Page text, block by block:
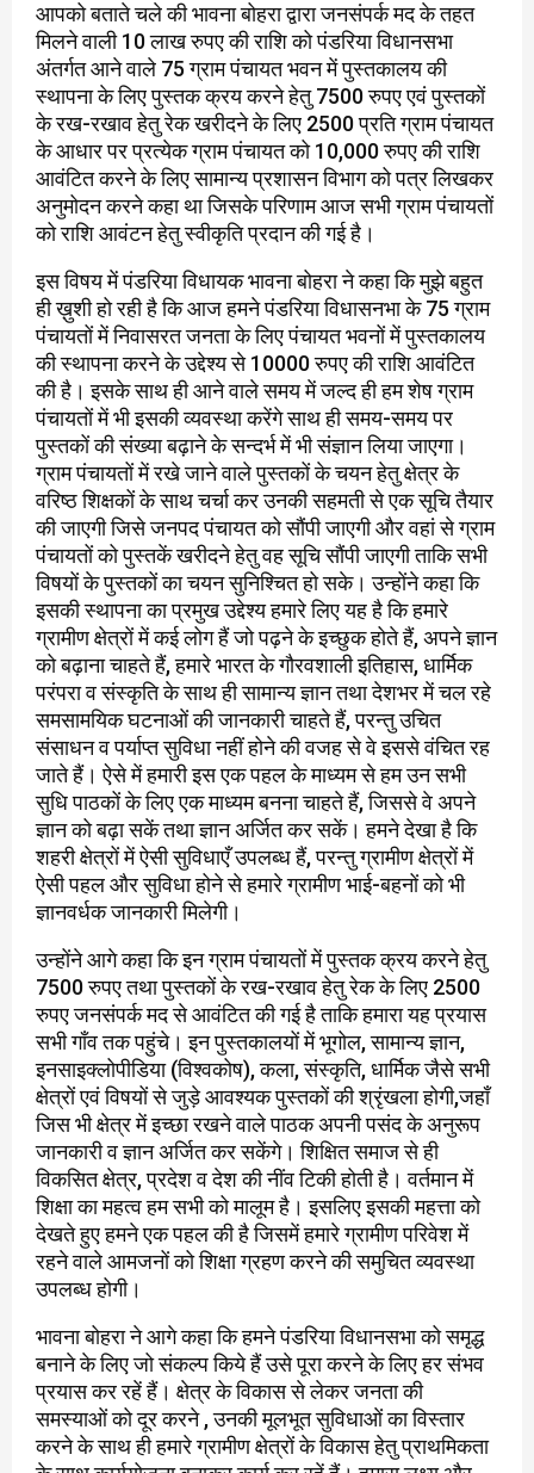
आपको बताते चले की भावना बोहरा द्वारा जनसंपर्क मद के तहत
मिलने वाली 10 लाख रुपए की राशि को पंडरिया विधानसभा
अंतर्गत आने वाले 75 ग्राम पंचायत भवन में पुस्तकालय की
स्थापना के लिए पुस्तक क्रय करने हेतु 7500 रुपए एवं पुस्तकों
के रख-रखाव हेतु रेक खरीदने के लिए 2500 प्रति ग्राम पंचायत
के आधार पर प्रत्येक ग्राम पंचायत को 10,000 रुपए की राशि
आवंटित करने के लिए सामान्य प्रशासन विभाग को पत्र लिखकर
अनुमोदन करने कहा था जिसके परिणाम आज सभी ग्राम पंचायतों
को राशि आवंटन हेतु स्वीकृति प्रदान की गई है।
इस विषय में पंडरिया विधायक भावना बोहरा ने कहा कि मुझे बहुत
ही ख़ुशी हो रही है कि आज हमने पंडरिया विधासनभा के 75 ग्राम
पंचायतों में निवासरत जनता के लिए पंचायत भवनों में पुस्तकालय
की स्थापना करने के उद्देश्य से 10000 रुपए की राशि आवंटित
की है। इसके साथ ही आने वाले समय में जल्द ही हम शेष ग्राम
पंचायतों में भी इसकी व्यवस्था करेंगे साथ ही समय-समय पर
पुस्तकों की संख्या बढ़ाने के सन्दर्भ में भी संज्ञान लिया जाएगा।
ग्राम पंचायतों में रखे जाने वाले पुस्तकों के चयन हेतु क्षेत्र के
वरिष्ठ शिक्षकों के साथ चर्चा कर उनकी सहमती से एक सूचि तैयार
की जाएगी जिसे जनपद पंचायत को सौंपी जाएगी और वहां से ग्राम
पंचायतों को पुस्तकें खरीदने हेतु वह सूचि सौंपी जाएगी ताकि सभी
विषयों के पुस्तकों का चयन सुनिश्चित हो सके। उन्होंने कहा कि
इसकी स्थापना का प्रमुख उद्देश्य हमारे लिए यह है कि हमारे
ग्रामीण क्षेत्रों में कई लोग हैं जो पढ़ने के इच्छुक होते हैं, अपने ज्ञान
को बढ़ाना चाहते हैं, हमारे भारत के गौरवशाली इतिहास, धार्मिक
परंपरा व संस्कृति के साथ ही सामान्य ज्ञान तथा देशभर में चल रहे
समसामयिक घटनाओं की जानकारी चाहते हैं, परन्तु उचित
संसाधन व पर्याप्त सुविधा नहीं होने की वजह से वे इससे वंचित रह
जाते हैं। ऐसे में हमारी इस एक पहल के माध्यम से हम उन सभी
सुधि पाठकों के लिए एक माध्यम बनना चाहते हैं, जिससे वे अपने
ज्ञान को बढ़ा सकें तथा ज्ञान अर्जित कर सकें। हमने देखा है कि
शहरी क्षेत्रों में ऐसी सुविधाएँ उपलब्ध हैं, परन्तु ग्रामीण क्षेत्रों में
ऐसी पहल और सुविधा होने से हमारे ग्रामीण भाई-बहनों को भी
ज्ञानवर्धक जानकारी मिलेगी।
उन्होंने आगे कहा कि इन ग्राम पंचायतों में पुस्तक क्रय करने हेतु
7500 रुपए तथा पुस्तकों के रख-रखाव हेतु रेक के लिए 2500
रुपए जनसंपर्क मद से आवंटित की गई है ताकि हमारा यह प्रयास
सभी गाँव तक पहुंचे। इन पुस्तकालयों में भूगोल, सामान्य ज्ञान,
इनसाइक्लोपीडिया (विश्वकोष), कला, संस्कृति, धार्मिक जैसे सभी
क्षेत्रों एवं विषयों से जुड़े आवश्यक पुस्तकों की श्रृंखला होगी,जहाँ
जिस भी क्षेत्र में इच्छा रखने वाले पाठक अपनी पसंद के अनुरूप
जानकारी व ज्ञान अर्जित कर सकेंगे। शिक्षित समाज से ही
विकसित क्षेत्र, प्रदेश व देश की नींव टिकी होती है। वर्तमान में
शिक्षा का महत्व हम सभी को मालूम है। इसलिए इसकी महत्ता को
देखते हुए हमने एक पहल की है जिसमें हमारे ग्रामीण परिवेश में
रहने वाले आमजनों को शिक्षा ग्रहण करने की समुचित व्यवस्था
उपलब्ध होगी।
भावना बोहरा ने आगे कहा कि हमने पंडरिया विधानसभा को समृद्ध
बनाने के लिए जो संकल्प किये हैं उसे पूरा करने के लिए हर संभव
प्रयास कर रहें हैं। क्षेत्र के विकास से लेकर जनता की
समस्याओं को दूर करने , उनकी मूलभूत सुविधाओं का विस्तार
करने के साथ ही हमारे ग्रामीण क्षेत्रों के विकास हेतु प्राथमिकता